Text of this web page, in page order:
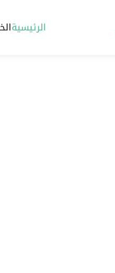
الرئيسية